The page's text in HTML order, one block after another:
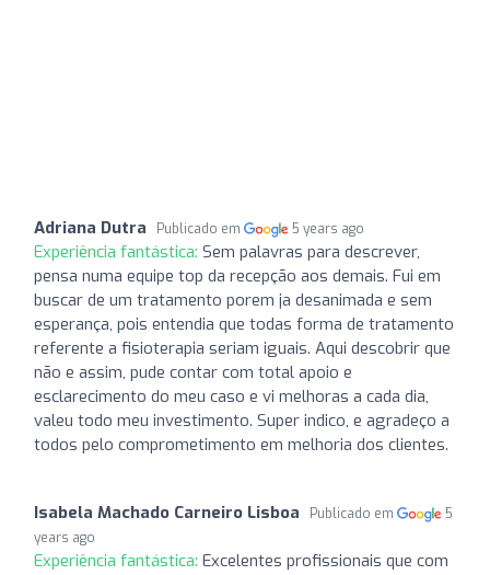
Adriana Dutra Publicado em 5 years ago
Experiência fantástica: Sem palavras para descrever,
pensa numa equipe top da recepção aos demais. Fui em
buscar de um tratamento porem ja desanimada e sem
esperança, pois entendia que todas forma de tratamento
referente a fisioterapia seriam iguais. Aqui descobrir que
não e assim, pude contar com total apoio e
esclarecimento do meu caso e vi melhoras a cada dia,
valeu todo meu investimento. Super indico, e agradeço a
todos pelo comprometimento em melhoria dos clientes.
Isabela Machado Carneiro Lisboa Publicado em
5
years ago
Experiência fantástica: Excelentes profissionais que com